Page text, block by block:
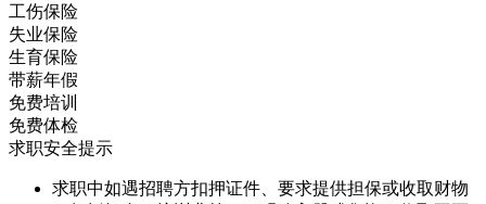
工伤保险
失业保险
生育保险
带薪年假
免费培训
免费体检
求职安全提示
求职中如遇招聘方扣押证件、要求提供担保或收取财物